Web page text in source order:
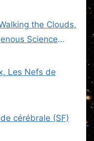
the Clouds,
Science
Les Nefs de
cérébrale (SF)